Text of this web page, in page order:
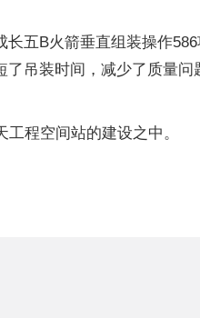
五B火箭垂直组装操作
吊装时间，减少了质量
程空间站的建设之中。